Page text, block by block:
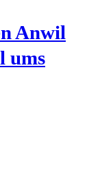
Anwil
ums